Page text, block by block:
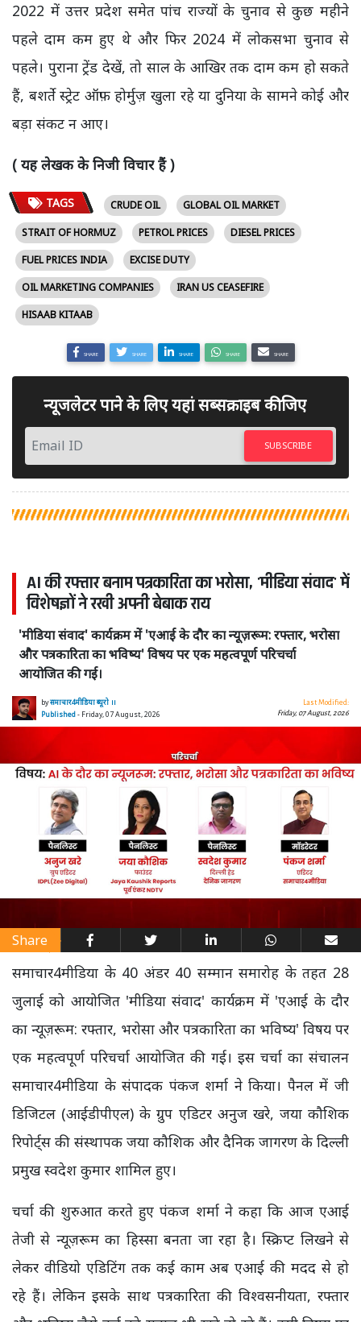
2022 में उत्तर प्रदेश समेत पांच राज्यों के चुनाव से कुछ महीने
पहले दाम कम हुए थे और फिर 2024 में लोकसभा चुनाव से
पहले। पुराना ट्रेंड देखें, तो साल के आखिर तक दाम कम हो सकते
हैं, बशर्ते स्ट्रेट ऑफ़ होर्मुज़ खुला रहे या दुनिया के सामने कोई और
बड़ा संकट न आए।
( यह लेखक के निजी विचार हैं )
TAGS CRUDE OIL
GLOBAL OIL MARKET
STRAIT OF HORMUZ
PETROL PRICES
DIESEL PRICES
FUEL PRICES INDIA
EXCISE DUTY
OIL MARKETING COMPANIES
IRAN US CEASEFIRE
HISAAB KITAAB
SHARE SHARE SHARE SHARE SHARE
न्यूजलेटर पाने के लिए यहां सब्सक्राइब कीजिए
SUBSCRIBE
AI की रफ्तार बनाम पत्रकारिता का भरोसा, 'मीडिया संवाद' में
विशेषज्ञों ने रखी अपनी बेबाक राय
'मीडिया संवाद' कार्यक्रम में 'एआई के दौर का न्यूज़रूम: रफ्तार, भरोसा
और पत्रकारिता का भविष्य' विषय पर एक महत्वपूर्ण परिचर्चा
आयोजित की गई।
byसमाचार4मीडिया ब्यूरो ।।
Published- Friday, 07 August, 2026
Last Modified:
Friday, 07 August, 2026
Share
समाचार4मीडिया के 40 अंडर 40 सम्मान समारोह के तहत 28
जुलाई को आयोजित 'मीडिया संवाद' कार्यक्रम में 'एआई के दौर
का न्यूज़रूम: रफ्तार, भरोसा और पत्रकारिता का भविष्य' विषय पर
एक महत्वपूर्ण परिचर्चा आयोजित की गई। इस चर्चा का संचालन
समाचार4मीडिया के संपादक पंकज शर्मा ने किया। पैनल में जी
डिजिटल (आईडीपीएल) के ग्रुप एडिटर अनुज खरे, जया कौशिक
रिपोर्ट्स की संस्थापक जया कौशिक और दैनिक जागरण के दिल्ली
प्रमुख स्वदेश कुमार शामिल हुए।
चर्चा की शुरुआत करते हुए पंकज शर्मा ने कहा कि आज एआई
तेजी से न्यूज़रूम का हिस्सा बनता जा रहा है। स्क्रिप्ट लिखने से
लेकर वीडियो एडिटिंग तक कई काम अब एआई की मदद से हो
रहे हैं। लेकिन इसके साथ पत्रकारिता की विश्वसनीयता, रफ्तार